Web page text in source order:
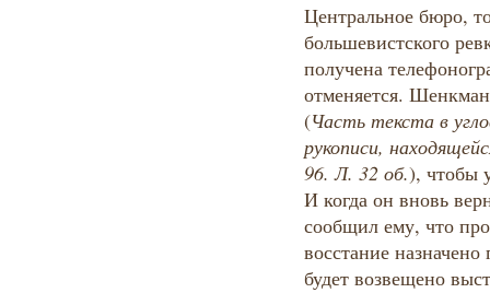
Центральное бюро,
большевистского
получена
отменяется.
(Часть текста в
рукописи,
96. Л. 32 об.), чтобы
И когда он вновь
сообщил ему, что
восстание
будет возвещено